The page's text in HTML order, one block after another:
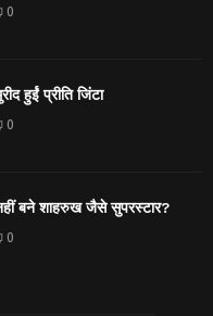
0
हुईं प्रीति जिंटा
0
बने शाहरुख जैसे सुपरस्टार?
0